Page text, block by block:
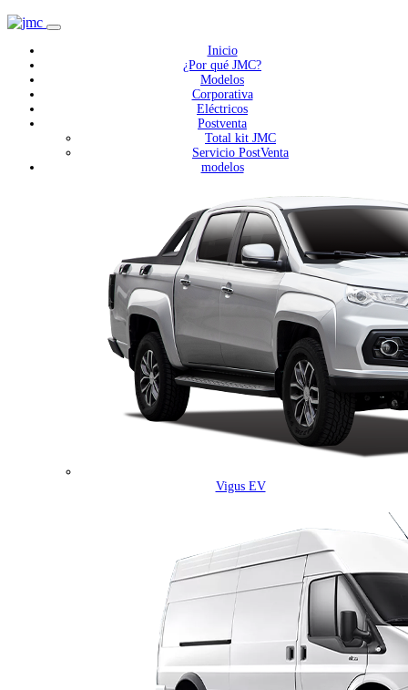
Inicio
¿Por qué JMC?
Modelos
Corporativa
Eléctricos
Postventa
Total kit JMC
Servicio PostVenta
modelos
Vigus EV